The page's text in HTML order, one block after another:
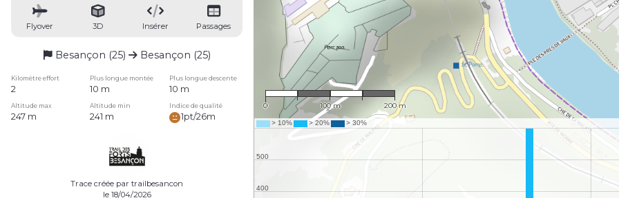
Flyover 3D Insérer Passages
Besançon (25) Besançon (25)
Kilomètre effort Plus longue montée Plus longue descente
2 10 m 10 m
Altitude max Altitude min Indice de qualité
247 m 241 m 1pt/26m
Trace créée par trailbesancon
le 18/04/2026
1 : 3,808
0 100 m 200 m